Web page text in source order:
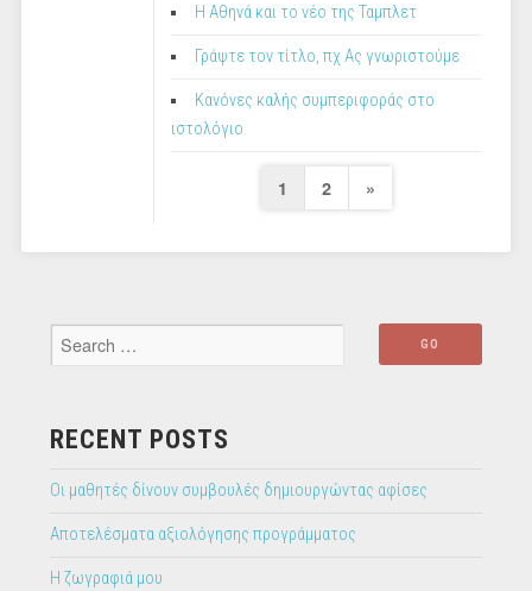
Η Αθηνά και το νέο της Ταμπλετ
Γράψτε τον τίτλο, πχ Ας γνωριστούμε
Κανόνες καλής συμπεριφοράς στο
ιστολόγιο
Posts
1 2
Next
»
RECENT POSTS
Οι μαθητές δίνουν συμβουλές δημιουργώντας αφίσες
Αποτελέσματα αξιολόγησης προγράμματος
Η ζωγραφιά μου